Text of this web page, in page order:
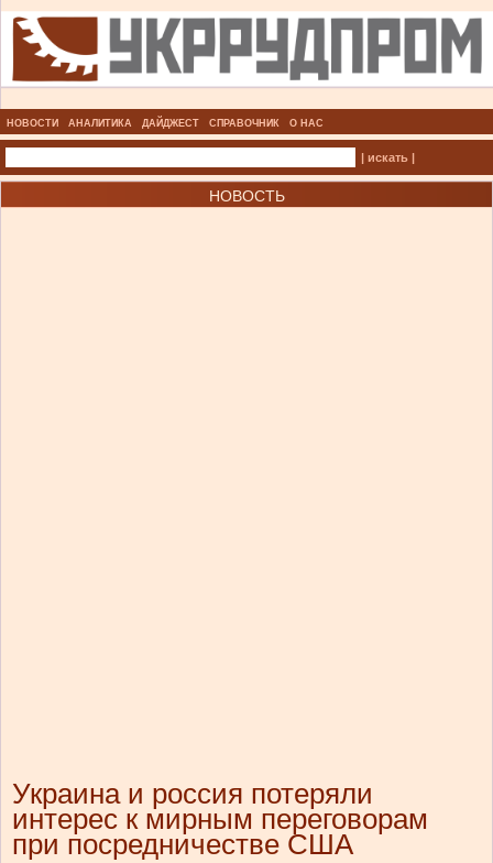
НОВОСТИ АНАЛИТИКА ДАЙДЖЕСТ СПРАВОЧНИК О НАС
| искать |
НОВОСТЬ
Украина и россия потеряли
интерес к мирным переговорам
при посредничестве США